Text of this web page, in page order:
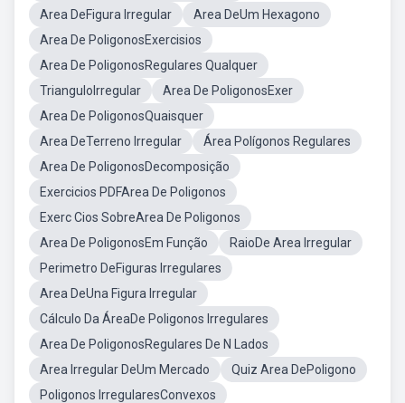
Area DeFigura Irregular
Area DeUm Hexagono
Area De PoligonosExercisios
Area De PoligonosRegulares Qualquer
TrianguloIrregular
Area De PoligonosExer
Area De PoligonosQuaisquer
Area DeTerreno Irregular
Área Polígonos Regulares
Area De PoligonosDecomposição
Exercicios PDFArea De Poligonos
Exerc Cios SobreArea De Poligonos
Area De PoligonosEm Função
RaioDe Area Irregular
Perimetro DeFiguras Irregulares
Area DeUna Figura Irregular
Cálculo Da ÁreaDe Poligonos Irregulares
Area De PoligonosRegulares De N Lados
Area Irregular DeUm Mercado
Quiz Area DePoligono
Poligonos IrregularesConvexos